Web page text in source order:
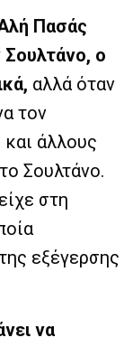
Πασάς
ο
αλλά όταν
τον
άλλους
Σουλτάνο.
στη
εξέγερσης
να